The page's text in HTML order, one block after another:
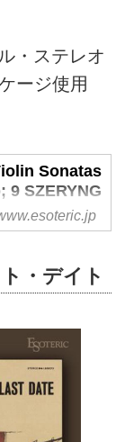
・ステレオ
ージ使用
Sonatas
9 SZERYNG
ソテリック：
オーディオ
コード・ア
・デイト